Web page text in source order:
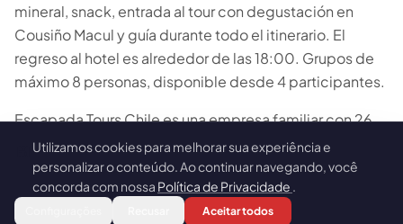
mineral, snack, entrada al tour con degustación en
Cousiño Macul y guía durante todo el itinerario. El
regreso al hotel es alrededor de las 18:00. Grupos de
máximo 8 personas, disponible desde 4 participantes.
Escapada Tours Chile es una empresa familiar con 26
años de experiencia en turismo, operando en Chile
desde 2015. Nuestro compromiso es ofrecer
experiencias únicas con atención personalizada y
grupos reducidos. Contáctanos por WhatsApp para
Utilizamos cookies para melhorar sua experiência e
personalizar o conteúdo. Ao continuar navegando, você
concorda com nossa Política de Privacidade .
Aceitar todos